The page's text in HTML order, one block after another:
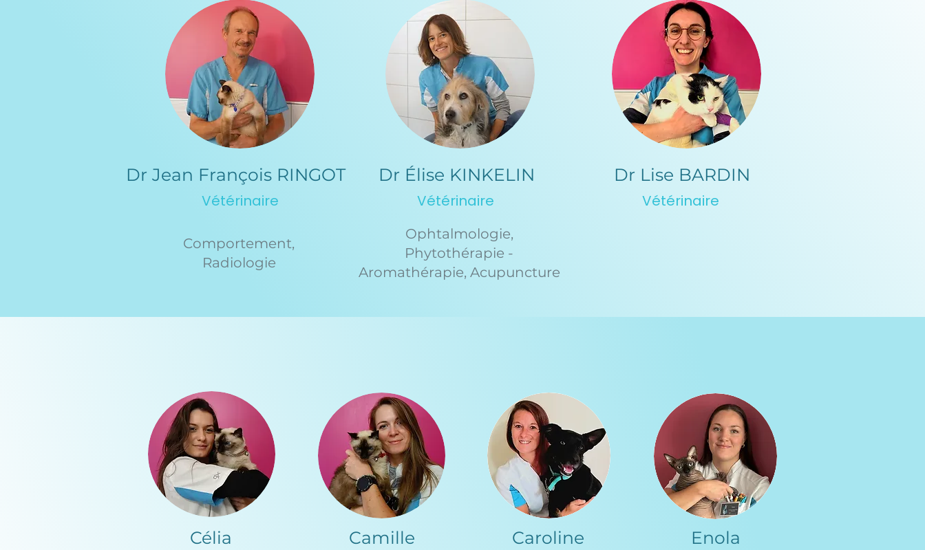
Dr Jean François RINGOT
Vétérinaire
Comportement,
Radiologie
Dr Élise KINKELIN
Vétérinaire
Ophtalmologie,
Phytothérapie -
Aromathérapie, Acupuncture
Dr Lise BARDIN
Vétérinaire
Célia Camille Caroline Enola